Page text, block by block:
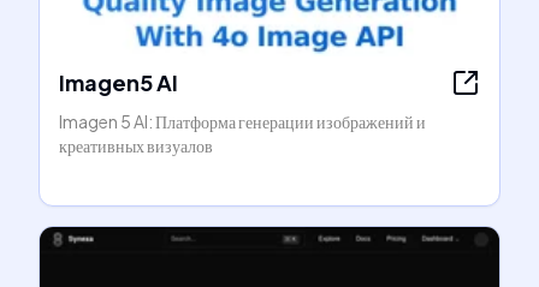
Imagen5 AI
Imagen 5 AI: Платформа генерации изображений и
креативных визуалов